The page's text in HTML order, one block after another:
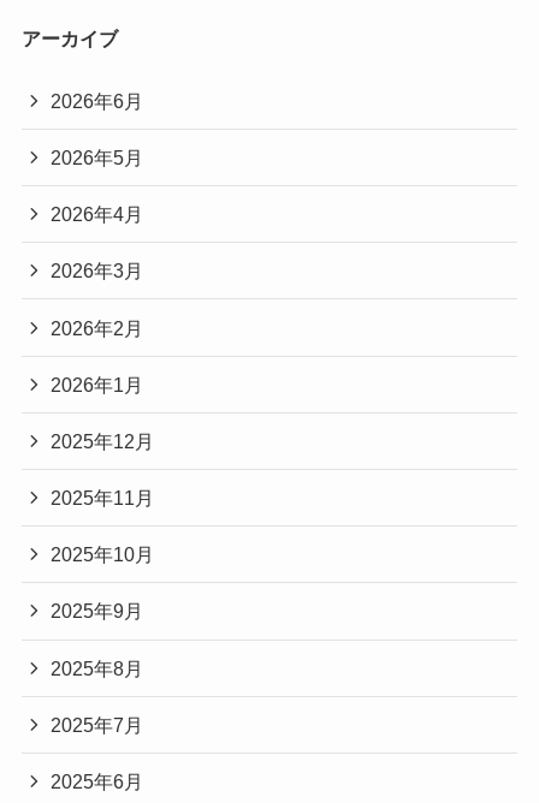
アーカイブ
2026年6月
2026年5月
2026年4月
2026年3月
2026年2月
2026年1月
2025年12月
2025年11月
2025年10月
2025年9月
2025年8月
2025年7月
2025年6月